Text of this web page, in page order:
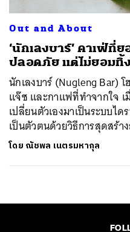
Out and About
‘นักเลงบาร์’ คาเฟ่ที่
ปลอดภัย แต่ไม่ยอมทิ้
นักเลงบาร์ (Nugleng Bar)
แจ๊ซ และกาแฟที่ทำจากใจ
เปลี่ยนตัวเองมาเป็นระบบไ
เป็นตัวตนด้วยวิธีการสุดสร้า
โดย ณัชพล เนตรมหากุล